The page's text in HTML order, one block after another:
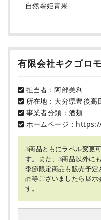
自然薯姫青果
有限会社キクゴロ
担当者：阿部美利
所在地：大分県豊後高
事業者分類：酒類
ホームページ：
3商品ともにラベル変更
す。また、3商品以外に
季節限定商品も販売予
品等ございましたら展
す。